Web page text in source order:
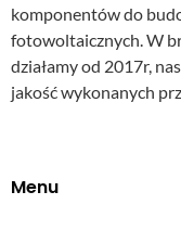
komponentów do
fotowoltaicznych. W
działamy od 2017r,
jakość wykonanych
Menu